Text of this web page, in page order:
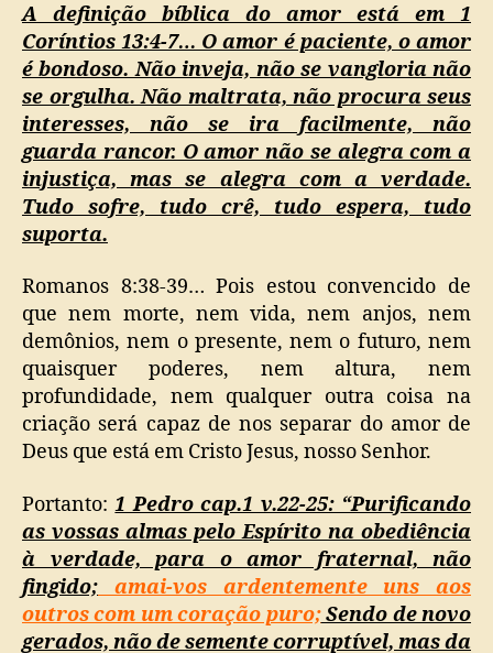
A definição bíblica do amor está em 1
Coríntios 13:4-7… O amor é paciente, o amor
é bondoso. Não inveja, não se vangloria não
se orgulha. Não maltrata, não procura seus
interesses, não se ira facilmente, não
guarda rancor. O amor não se alegra com a
injustiça, mas se alegra com a verdade.
Tudo sofre, tudo crê, tudo espera, tudo
suporta.
Romanos 8:38-39… Pois estou convencido de
que nem morte, nem vida, nem anjos, nem
demônios, nem o presente, nem o futuro, nem
quaisquer poderes, nem altura, nem
profundidade, nem qualquer outra coisa na
criação será capaz de nos separar do amor de
Deus que está em Cristo Jesus, nosso Senhor.
Portanto:1 Pedro cap.1 v.22-25: “Purificando
as vossas almas pelo Espírito na obediência
à verdade, para o amor fraternal, não
fingido; amai-vos ardentemente uns aos
outros com um coração puro;Sendo de novo
gerados, não de semente corruptível, mas da